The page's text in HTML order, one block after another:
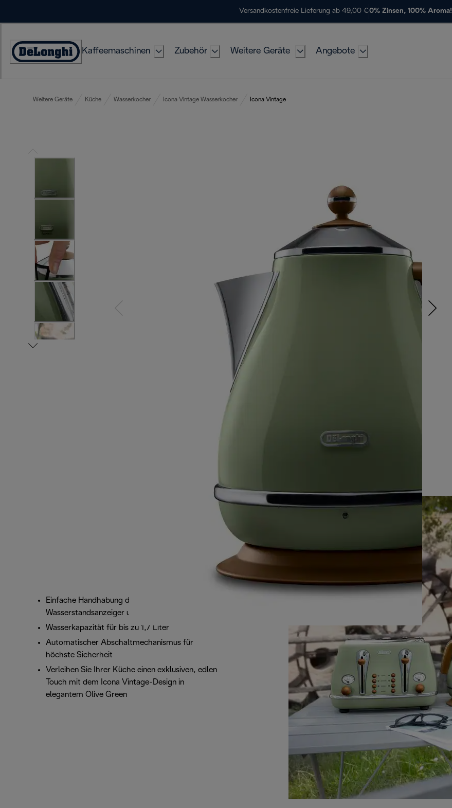
Versandkostenfreie Lieferung ab 49,00 €0% Zinsen, 100% Aroma!
Erklärung
Kaffeemaschinen Zubehör Weitere Geräte Angebote
Weitere Geräte Küche Wasserkocher Icona Vintage Wasserkocher Icona Vintage
Einfache Handhabung dank
Wasserstandsanzeiger und praktischer Drehbasis
Wasserkapazität für bis zu 1,7 Liter
Automatischer Abschaltmechanismus für
höchste Sicherheit
Verleihen Sie Ihrer Küche einen exklusiven, edlen
Touch mit dem Icona Vintage-Design in
elegantem Olive Green